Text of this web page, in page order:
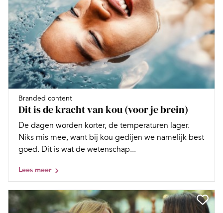
Branded content
Dit is de kracht van kou (voor je brein)
De dagen worden korter, de temperaturen lager.
Niks mis mee, want bij kou gedijen we namelijk best
goed. Dit is wat de wetenschap...
Lees meer